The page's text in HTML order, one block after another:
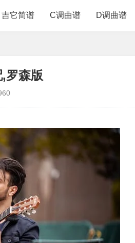
吉它简谱 C调曲谱 D调曲谱
罗森版